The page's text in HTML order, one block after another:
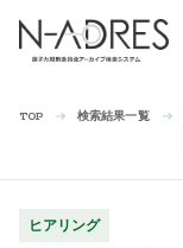
TOP 検索結果一覧
ヒアリング